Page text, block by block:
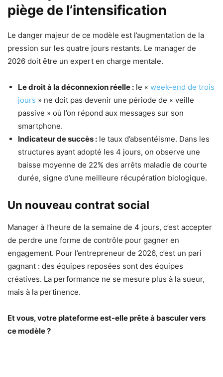
piège de l’intensification
Le danger majeur de ce modèle est l’augmentation de la
pression sur les quatre jours restants. Le manager de
2026 doit être un expert en charge mentale.
Le droit à la déconnexion réelle : le « week-end de trois
jours » ne doit pas devenir une période de « veille
passive » où l’on répond aux messages sur son
smartphone.
Indicateur de succès : le taux d’absentéisme. Dans les
structures ayant adopté les 4 jours, on observe une
baisse moyenne de 22% des arrêts maladie de courte
durée, signe d’une meilleure récupération biologique.
Un nouveau contrat social
Manager à l’heure de la semaine de 4 jours, c’est accepter
de perdre une forme de contrôle pour gagner en
engagement. Pour l’entrepreneur de 2026, c’est un pari
gagnant : des équipes reposées sont des équipes
créatives. La performance ne se mesure plus à la sueur,
mais à la pertinence.
Et vous, votre plateforme est-elle prête à basculer vers
ce modèle ?